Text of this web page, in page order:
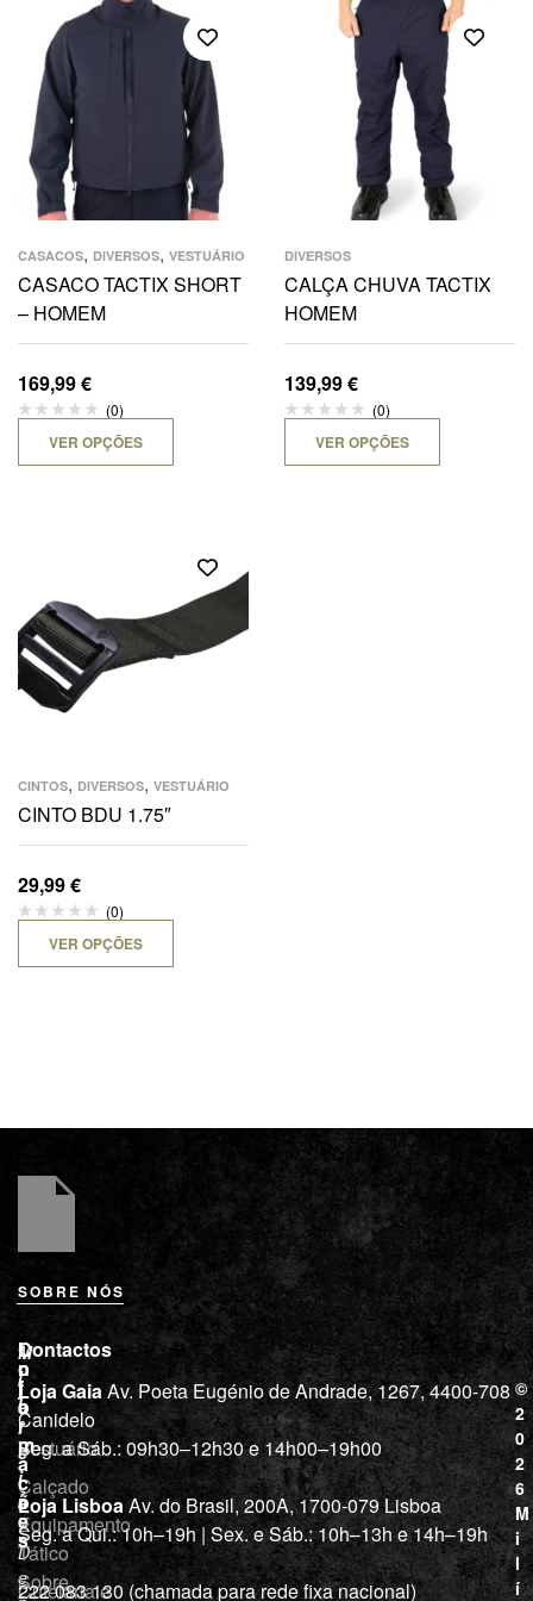
CASACOS, DIVERSOS, VESTUÁRIO
CASACO TACTIX SHORT
– HOMEM
169,99€
(0)
VER OPÇÕES
DIVERSOS
CALÇA CHUVA TACTIX
HOMEM
139,99€
(0)
VER OPÇÕES
CINTOS, DIVERSOS, VESTUÁRIO
CINTO BDU 1.75″
29,99€
(0)
VER OPÇÕES
SOBRE NÓS
M
i
l
í
c
i
a
“
D
e
L
o
j
a
Vestuário
Calçado
Equipamento
Tático
Cutelaria e
I
n
f
o
r
m
a
ç
õ
e
s
Sobre
Contactos
Loja GaiaAv. Poeta Eugénio de Andrade, 1267, 4400-708
Canidelo
Seg. a Sáb.: 09h30–12h30 e 14h00–19h00
Loja LisboaAv. do Brasil, 200A, 1700-079 Lisboa
Seg. a Qui.: 10h–19h | Sex. e Sáb.: 10h–13h e 14h–19h
222 083 130 (chamada para rede fixa nacional)
©
2
0
2
6
M
i
l
í